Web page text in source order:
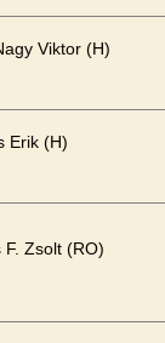
Viktor (H)
Erik (H)
F. Zsolt (RO)